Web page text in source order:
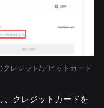
レジット/デビットカード
、クレジットカードを